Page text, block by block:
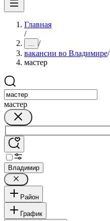
Главная
/
... /
вакансии во Владимире/
мастер
мастер
Владимир
Район
График